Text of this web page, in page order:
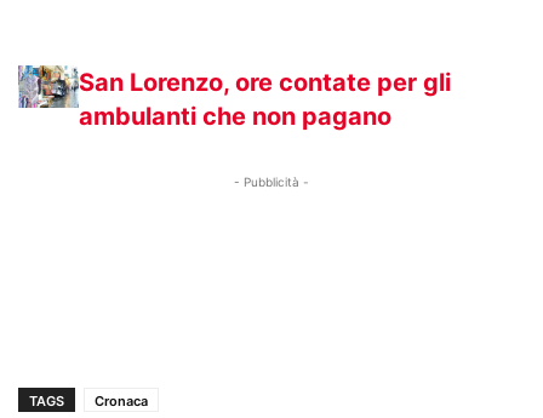
San Lorenzo, ore contate per gli
ambulanti che non pagano
- Pubblicità -
TAGS Cronaca